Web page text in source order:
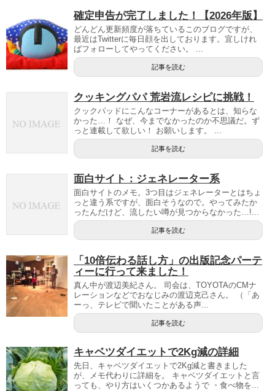
確定申告が完了しました！【2026年版】
どんどん更新頻度が落ちているこのブログですが、
最近はTwitterに毎日顔を出しております。宜しけれ
ばフォローしてやってください。 ...
記事を読む
クッキングパパ 荒岩流レシピに挑戦！
クックパッドにこんなコーナーがあるとは、知らな
かった…！ なぜ、今までなかったのか不思議だ。ず
っと連載して欲しい！ お願いします。 ...
記事を読む
面白サイト：ジェネレーター系
面白サイトのメモ。3つ目はジェネレーターとはちょ
っと違う系ですが、面白そうなので。やってみたか
ったんだけど、流したい噂が見つからなかった…!...
記事を読む
「10倍伝わる話し方」の出版記念パーテ
ィーに行って来ました！
真ん中が渡辺美紀さん。 司会は、TOYOTAのCMナ
レーションなどでおなじみの渡辺克己さん。 （「あ
ーっ、テレビで聞いたことがある声...
記事を読む
キャベツダイエットで2Kg減の詳細
先日、キャベツダイエットで2Kg減と書きました
が、メモ代わりに詳細を。 キャベツダイエットと言
っても、やり方はいくつかあるようで ・食べ物を...